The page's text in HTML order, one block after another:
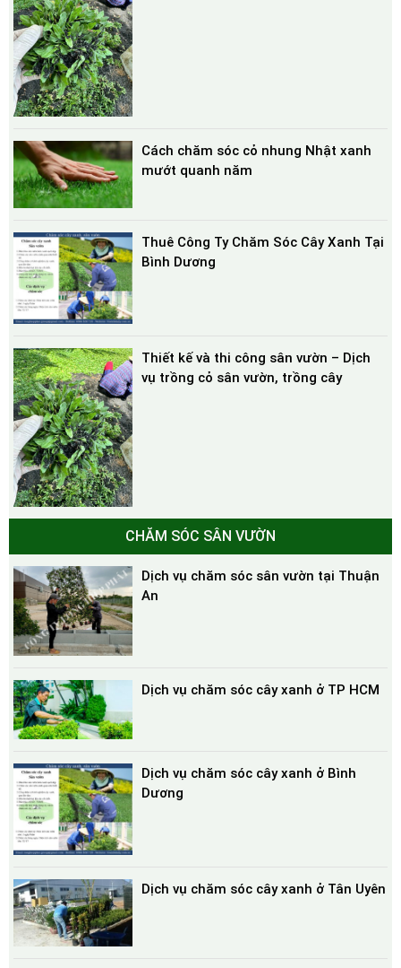
Cách chăm sóc cỏ nhung Nhật xanh
mướt quanh năm
Thuê Công Ty Chăm Sóc Cây Xanh Tại
Bình Dương
Thiết kế và thi công sân vườn – Dịch
vụ trồng cỏ sân vườn, trồng cây
CHĂM SÓC SÂN VƯỜN
Dịch vụ chăm sóc sân vườn tại Thuận
An
Dịch vụ chăm sóc cây xanh ở TP HCM
Dịch vụ chăm sóc cây xanh ở Bình
Dương
Dịch vụ chăm sóc cây xanh ở Tân Uyên